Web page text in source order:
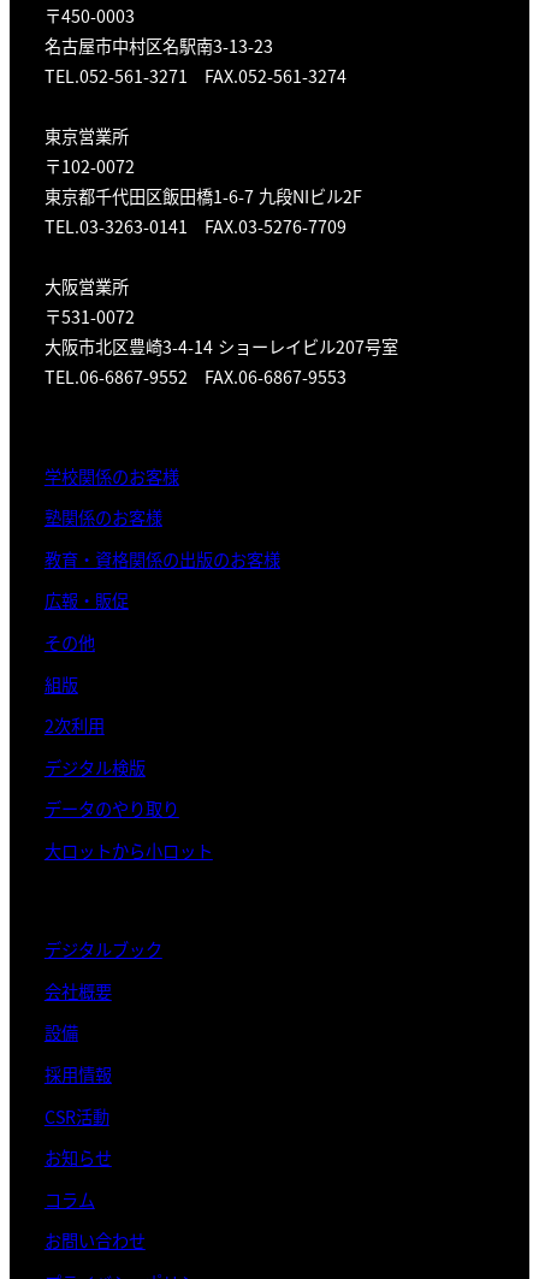
〒450-0003
名古屋市中村区名駅南3-13-23
TEL.052-561-3271 FAX.052-561-3274
東京営業所
〒102-0072
東京都千代田区飯田橋1-6-7 九段NIビル2F
TEL.03-3263-0141 FAX.03-5276-7709
大阪営業所
〒531-0072
大阪市北区豊崎3-4-14 ショーレイビル207号室
TEL.06-6867-9552 FAX.06-6867-9553
学校関係のお客様
塾関係のお客様
教育・資格関係の出版のお客様
広報・販促
その他
組版
2次利用
デジタル検版
データのやり取り
大ロットから小ロット
デジタルブック
会社概要
設備
採用情報
CSR活動
お知らせ
コラム
お問い合わせ